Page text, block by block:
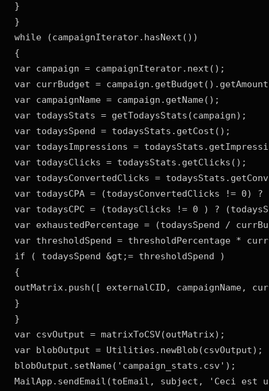
}
}
while (campaignIterator.hasNext())
{
var campaign = campaignIterator.next();
var currBudget =
var campaignName = campaign.getName();
var todaysStats = getTodaysStats(campaign);
var todaysSpend = todaysStats.getCost();
var todaysImpressions =
var todaysClicks = todaysStats.getClicks();
var todaysConvertedClicks =
var todaysCPA = (todaysConvertedClicks != 0)
var todaysCPC = (todaysClicks != 0 ) ?
var exhaustedPercentage = (todaysSpend /
var thresholdSpend = thresholdPercentage *
if ( todaysSpend &gt;= thresholdSpend )
{
outMatrix.push([ externalCID, campaignName,
}
}
var csvOutput = matrixToCSV(outMatrix);
var blobOutput = Utilities.newBlob(csvOutput);
blobOutput.setName('campaign_stats.csv');
MailApp.sendEmail(toEmail, subject, 'Ceci est